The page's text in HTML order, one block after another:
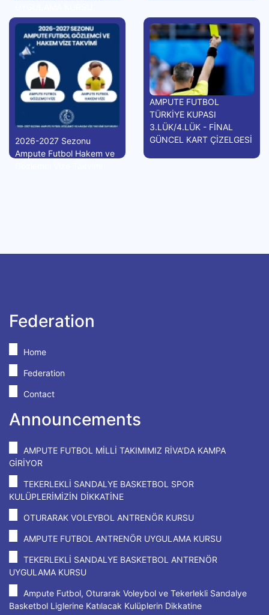
2026-2027 Sezonu
Ampute Futbol Hakem ve
AMPUTE FUTBOL
TÜRKİYE KUPASI
3.LÜK/4.LÜK - FİNAL
GÜNCEL KART ÇİZELGESİ
Federation
Home
Federation
Contact
Announcements
AMPUTE FUTBOL MİLLİ TAKIMIMIZ RİVA'DA KAMPA
GİRİYOR
TEKERLEKLİ SANDALYE BASKETBOL SPOR
KULÜPLERİMİZİN DİKKATİNE
OTURARAK VOLEYBOL ANTRENÖR KURSU
AMPUTE FUTBOL ANTRENÖR UYGULAMA KURSU
TEKERLEKLİ SANDALYE BASKETBOL ANTRENÖR
UYGULAMA KURSU
Ampute Futbol, Oturarak Voleybol ve Tekerlekli Sandalye
Basketbol Liglerine Katılacak Kulüplerin Dikkatine